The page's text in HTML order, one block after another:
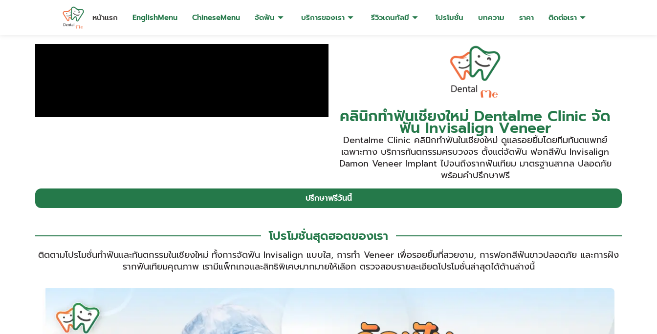
หน้าแรก EnglishMenu ChineseMenu จัดฟัน บริการของเรา รีวิวเดนทัลมี โปรโมชั่น บทความ ราคา ติดต่อเรา
คลินิกทำฟันเชียงใหม่ Dentalme Clinic จัด
ฟัน Invisalign Veneer
Dentalme Clinic คลินิกทำฟันในเชียงใหม่ ดูแลรอยยิ้มโดยทีมทันตแพทย์
เฉพาะทาง บริการทันตกรรมครบวงจร ตั้งแต่จัดฟัน ฟอกสีฟัน Invisalign
Damon Veneer Implant ไปจนถึงรากฟันเทียม มาตรฐานสากล ปลอดภัย
พร้อมคำปรึกษาฟรี
ปรึกษาฟรีวันนี้
โปรโมชั่นสุดฮอตของเรา
ติดตามโปรโมชั่นทำฟันและทันตกรรมในเชียงใหม่ ทั้งการจัดฟัน Invisalign แบบใส, การทำ Veneer เพื่อรอยยิ้มที่สวยงาม, การฟอกสีฟันขาวปลอดภัย และการฝัง
รากฟันเทียมคุณภาพ เรามีแพ็กเกจและสิทธิพิเศษมากมายให้เลือก ตรวจสอบรายละเอียดโปรโมชั่นล่าสุดได้ด้านล่างนี้